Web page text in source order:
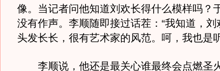
像。当记者问他知道刘欢长得什么模样吗？
没有作声。李顺随即接过话茬：“我知道，
头发长长，很有艺术家的风范。呵，我也是
李顺说，他还是最关心谁最终会点燃圣